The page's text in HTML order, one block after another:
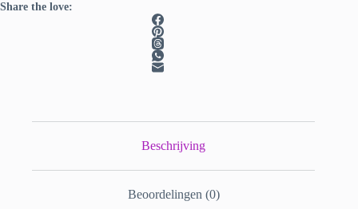
Share the love:
Beschrijving
Beoordelingen (0)